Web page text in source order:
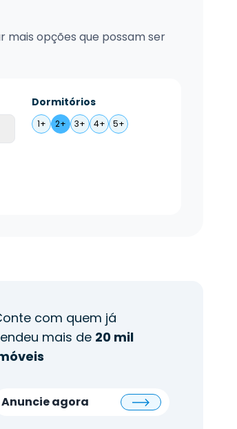
opções que possam ser
Dormitórios
1+ 2+ 3+ 4+ 5+
com quem já
mais de 20 mil
Anuncie agora